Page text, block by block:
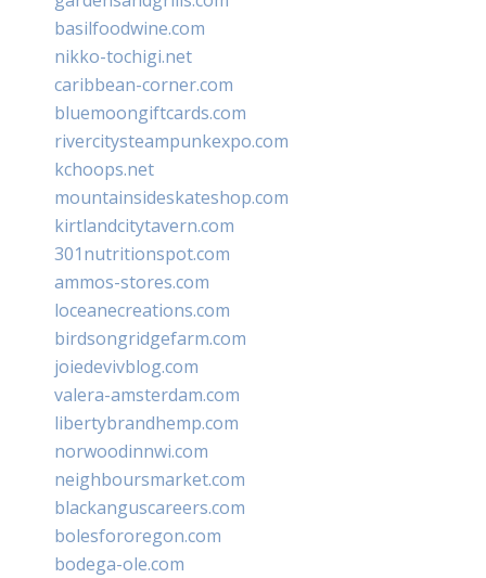
basilfoodwine.com
nikko-tochigi.net
caribbean-corner.com
bluemoongiftcards.com
rivercitysteampunkexpo.com
kchoops.net
mountainsideskateshop.com
kirtlandcitytavern.com
301nutritionspot.com
ammos-stores.com
loceanecreations.com
birdsongridgefarm.com
joiedevivblog.com
valera-amsterdam.com
libertybrandhemp.com
norwoodinnwi.com
neighboursmarket.com
blackanguscareers.com
bolesfororegon.com
bodega-ole.com